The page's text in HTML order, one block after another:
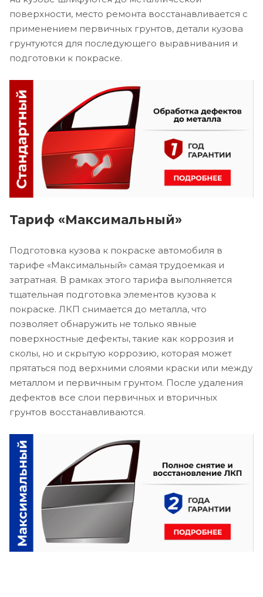
поверхности, место ремонта восстанавливается с
применением первичных грунтов, детали кузова
грунтуются для последующего выравнивания и
подготовки к покраске.
Тариф «Максимальный»
Подготовка кузова к покраске автомобиля в
тарифе «Максимальный» самая трудоемкая и
затратная. В рамках этого тарифа выполняется
тщательная подготовка элементов кузова к
покраске. ЛКП снимается до металла, что
позволяет обнаружить не только явные
поверхностные дефекты, такие как коррозия и
сколы, но и скрытую коррозию, которая может
прятаться под верхними слоями краски или между
металлом и первичным грунтом. После удаления
дефектов все слои первичных и вторичных
грунтов восстанавливаются.